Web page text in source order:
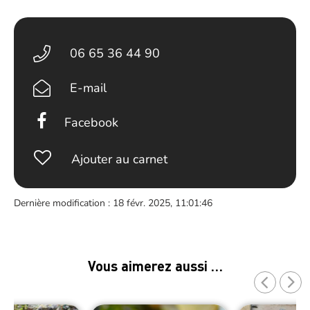
06 65 36 44 90
E-mail
Facebook
Ajouter au carnet
Dernière modification : 18 févr. 2025, 11:01:46
Vous aimerez aussi …